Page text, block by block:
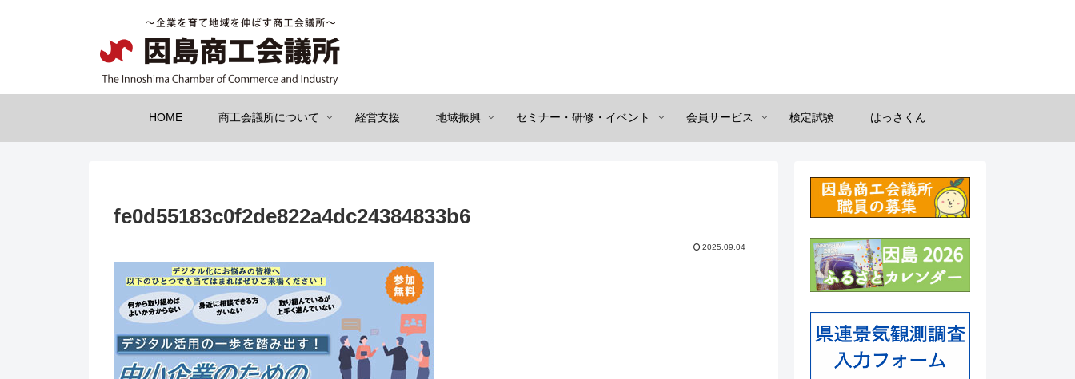
HOME 商工会議所について 経営支援 地域振興 セミナー・研修・イベント 会員サービス 検定試験 はっさくん
fe0d55183c0f2de822a4dc24384833b6
2025.09.04